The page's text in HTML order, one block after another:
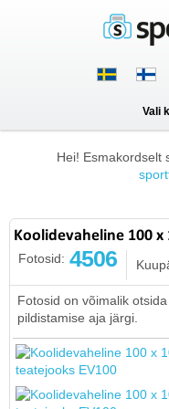
Vali
Hei! Esmakordselt
Koolidevaheline 100
Fotosid: 4506
Fotosid on võimalik otsida
pildistamise aja järgi.